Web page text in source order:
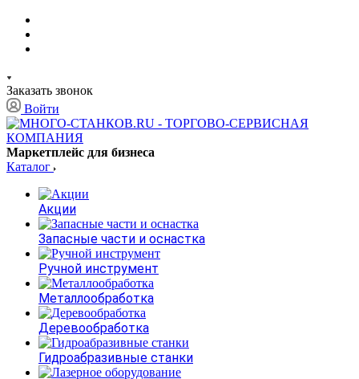
Заказать звонок
Войти
Маркетплейс для бизнеса
Каталог
Акции
Запасные части и оснастка
Ручной инструмент
Металлообработка
Деревообработка
Гидроабразивные станки